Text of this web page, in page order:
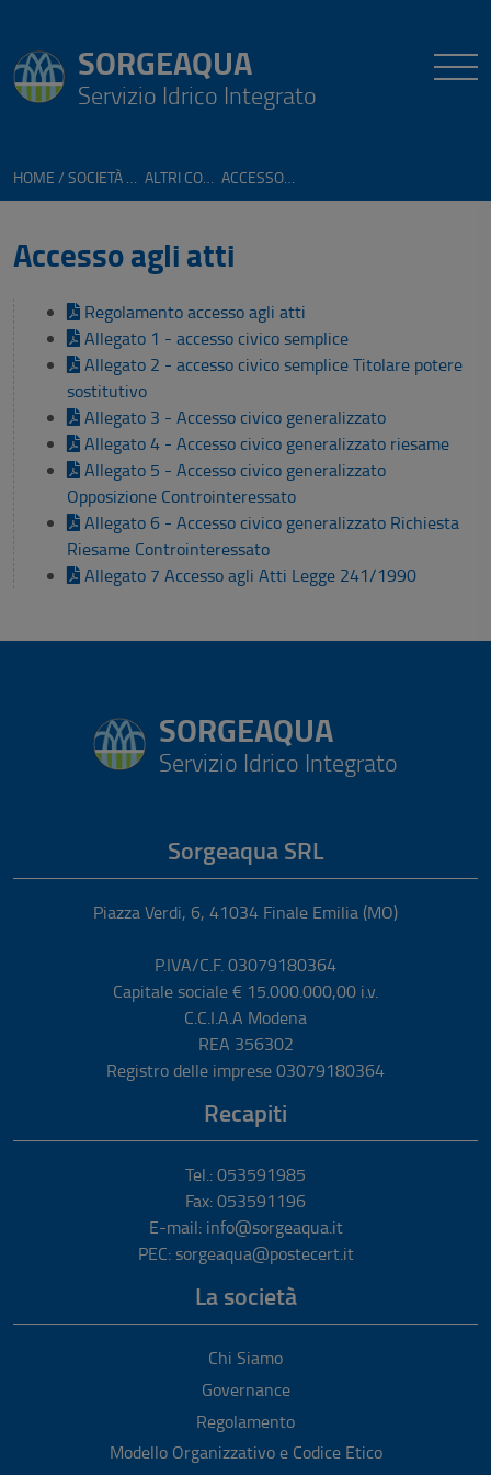
SORGEAQUA
Servizio Idrico Integrato
HOME
Accesso agli atti
Regolamento accesso agli atti
Allegato 1 - accesso civico semplice
Allegato 2 - accesso civico semplice Titolare potere
sostitutivo
Allegato 3 - Accesso civico generalizzato
Allegato 4 - Accesso civico generalizzato riesame
Allegato 5 - Accesso civico generalizzato
Opposizione Controinteressato
Allegato 6 - Accesso civico generalizzato Richiesta
Riesame Controinteressato
Allegato 7 Accesso agli Atti Legge 241/1990
SORGEAQUA
Servizio Idrico Integrato
Sorgeaqua SRL
Piazza Verdi, 6, 41034 Finale Emilia (MO)
P.IVA/C.F. 03079180364
Capitale sociale € 15.000.000,00 i.v.
C.C.I.A.A Modena
REA 356302
Registro delle imprese 03079180364
Recapiti
Tel.: 053591985
Fax: 053591196
E-mail: info@sorgeaqua.it
PEC: sorgeaqua@postecert.it
La società
Chi Siamo
Governance
Regolamento
Modello Organizzativo e Codice Etico